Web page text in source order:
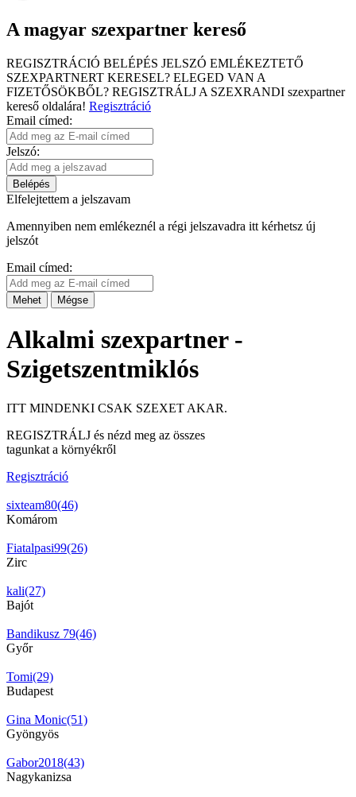
A magyar szexpartner kereső
REGISZTRÁCIÓ BELÉPÉS JELSZÓ EMLÉKEZTETŐ
SZEXPARTNERT KERESEL? ELEGED VAN A
FIZETŐSÖKBŐL? REGISZTRÁLJ A SZEXRANDI szexpartner
kereső oldalára! Regisztráció
Email címed:
Jelszó:
Belépés
Elfelejtettem a jelszavam
Amennyiben nem emlékeznél a régi jelszavadra itt kérhetsz új
jelszót
Email címed:
Mehet Mégse
Alkalmi szexpartner -
Szigetszentmiklós
ITT MINDENKI CSAK SZEXET AKAR.
REGISZTRÁLJ és nézd meg az összes
tagunkat a környékről
Regisztráció
sixteam80(46)
Komárom
Fiatalpasi99(26)
Zirc
kali(27)
Bajót
Bandikusz 79(46)
Győr
Tomi(29)
Budapest
Gina Monic(51)
Gyöngyös
Gabor2018(43)
Nagykanizsa